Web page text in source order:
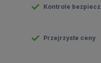
Kontrole
Przejrzyste ceny